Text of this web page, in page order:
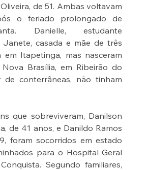
de 51. Ambas voltavam
o feriado prolongado de
Danielle, estudante
Janete, casada e mãe de três
em Itapetinga, mas nasceram
Brasília, em Ribeirão do
de conterrâneas, não tinham
que sobreviveram, Danilson
de 41 anos, e Danildo Ramos
foram socorridos em estado
para o Hospital Geral
Segundo familiares,